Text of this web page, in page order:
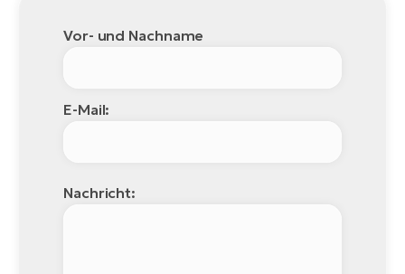
Vor- und Nachname
E-Mail:
Nachricht: